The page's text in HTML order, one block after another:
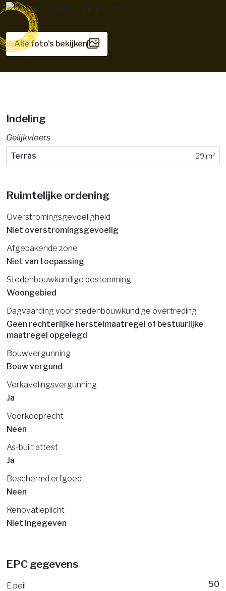
Alle foto's bekijken
Indeling
Gelijkvloers
Terras
29 m²
Ruimtelijke ordening
Overstromingsgevoeligheid
Niet overstromingsgevoelig
Afgebakende zone
Niet van toepassing
Stedenbouwkundige bestemming
Woongebied
Dagvaarding voor stedenbouwkundige overtreding
Geen rechterlijke herstelmaatregel of bestuurlijke
maatregel opgelegd
Bouwvergunning
Bouw vergund
Verkavelingsvergunning
Ja
Voorkooprecht
Neen
As-built attest
Ja
Beschermd erfgoed
Neen
Renovatieplicht
Niet ingegeven
EPC gegevens
E peil 50